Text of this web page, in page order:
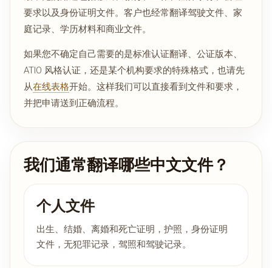
要求以及身份证明文件。客户也经常翻译驾驶文件、家
庭记录、学历材料和商业文件。
如果您不确定自己需要的是标准认证翻译、公证版本、
ATIO 风格认证，还是某个机构要求的特殊格式，也请先
从在线表格开始。这样我们可以直接看到文件和要求，
并把申请送到正确流程。
我们通常翻译哪些中文文件？
个人文件
出生、结婚、离婚和死亡证明，护照，身份证明
文件，无犯罪记录，驾照和驾驶记录。